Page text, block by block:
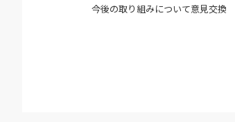
今後の取り組みについて意見交換